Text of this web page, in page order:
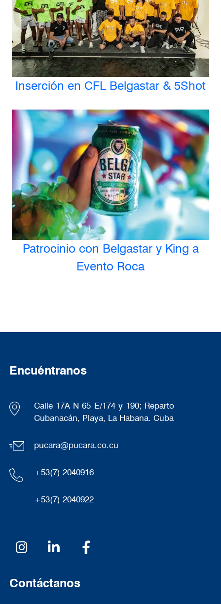
Inserción en CFL Belgastar & 5Shot
Patrocinio con Belgastar y King a
Evento Roca
Encuéntranos
Calle 17A N 65 E/174 y 190; Reparto
Cubanacán, Playa, La Habana. Cuba
pucara@pucara.co.cu
+53(7) 2040916
+53(7) 2040922
Contáctanos